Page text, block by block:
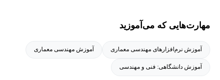
مهارت‌هایی که می‌آموزید
آموزش نرم‌افزارهای مهندسی معماری آموزش مهندسی معماری
آموزش دانشگاهی: فنی و مهندسی